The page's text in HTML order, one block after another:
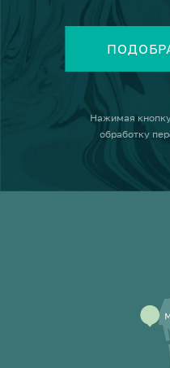
Нажимая
обработку